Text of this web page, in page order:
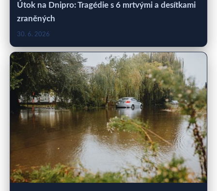
Útok na Dnipro: Tragédie s 6 mrtvými a desítkami
zraněných
30. 6. 2026